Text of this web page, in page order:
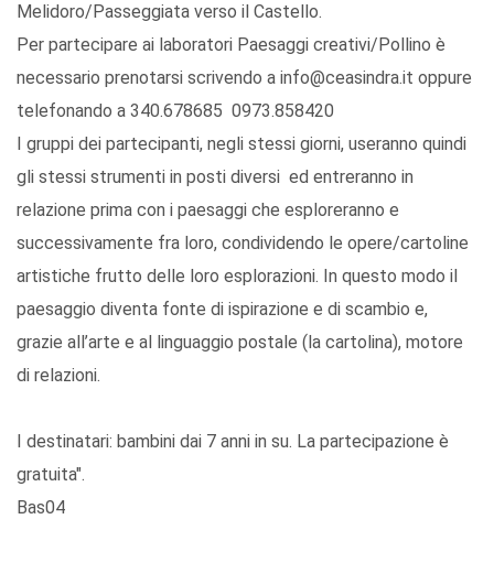
Melidoro/Passeggiata verso il Castello.
Per partecipare ai laboratori Paesaggi creativi/Pollino è
necessario prenotarsi scrivendo a info@ceasindra.it oppure
telefonando a 340.678685 0973.858420
I gruppi dei partecipanti, negli stessi giorni, useranno quindi
gli stessi strumenti in posti diversi ed entreranno in
relazione prima con i paesaggi che esploreranno e
successivamente fra loro, condividendo le opere/cartoline
artistiche frutto delle loro esplorazioni. In questo modo il
paesaggio diventa fonte di ispirazione e di scambio e,
grazie all’arte e al linguaggio postale (la cartolina), motore
di relazioni.
I destinatari: bambini dai 7 anni in su. La partecipazione è
gratuita".
Bas04